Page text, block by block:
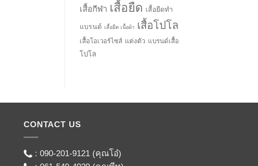
เสื้อกีฬา เสื้อยืด เสื้อยืดทำ
แบรนด์ เสื้อยืด เนื้อผ้า เสื้อโปโล
เสื้อโอเวอร์ไซส์ แต่งตัว แบรนด์เสื้อ
โปโล
CONTACT US
: 090-201-9121(คุณโอ๋)